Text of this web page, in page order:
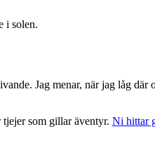
i solen.
Jag menar, när jag låg
som gillar äventyr. Ni hittar